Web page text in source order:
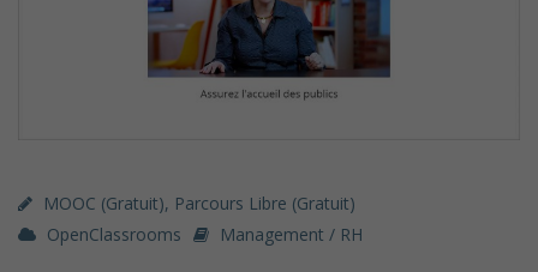
MOOC (gratuit), Parcours Libre (gratuit)
OpenClassrooms
Management / RH